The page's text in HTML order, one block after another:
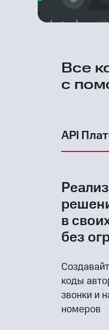
Все
с
API
в
без
коды
звонки и
номеров